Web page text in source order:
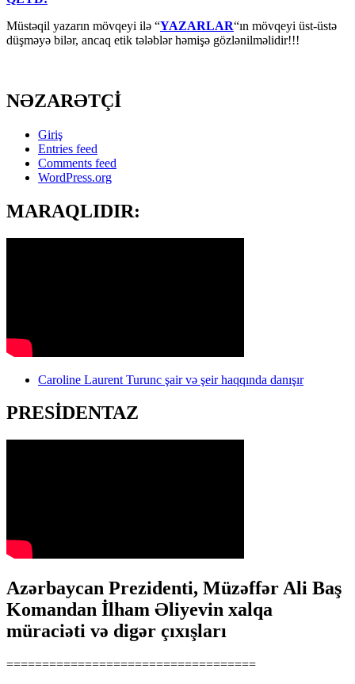
Müstəqil yazarın mövqeyi ilə “YAZARLAR“ın mövqeyi üst-üstə
düşməyə bilər, ancaq etik tələblər həmişə gözlənilməlidir!!!
NƏZARƏTÇİ
Giriş
Entries feed
Comments feed
WordPress.org
MARAQLIDIR:
Caroline Laurent Turunc şair və şeir haqqında danışır
PRESİDENTAZ
Azərbaycan Prezidenti, Müzəffər Ali Baş
Komandan İlham Əliyevin xalqa
müraciəti və digər çıxışları
===================================